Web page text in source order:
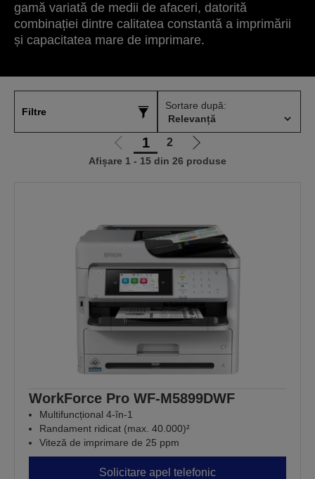
gamă variată de medii de afaceri, datorită
combinației dintre calitatea constantă a imprimării
și capacitatea mare de imprimare.
Filtre
Sortare după:
Mergi
la
1 2
Mergi
la
Afișare 1 - 15 din 26 produse
WorkForce Pro WF-M5899DWF
Multifuncțional 4-în-1
Randament ridicat (max. 40.000)²
Viteză de imprimare de 25 ppm
Solicitare apel telefonic